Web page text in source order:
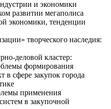
и экономики
развитии мегаполиса
экономики, тенденции
творческого наследия:
деловой кластер:
формирования
в сфере закупок города
применения
в закупочной